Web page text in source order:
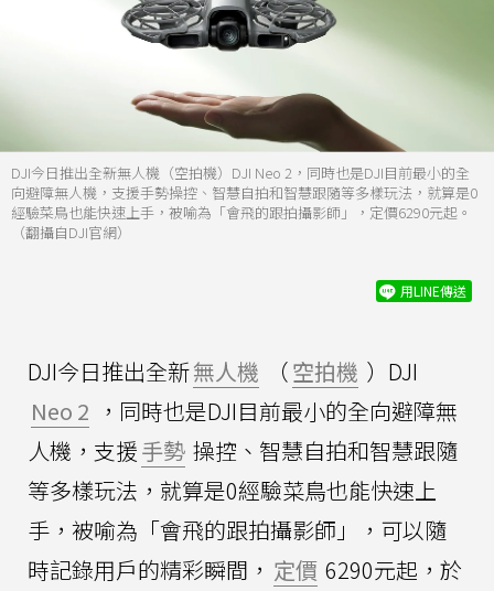
DJI今日推出全新無人機（空拍機）DJI Neo 2，同時也是DJI目前最小的全
向避障無人機，支援手勢操控、智慧自拍和智慧跟隨等多樣玩法，就算是0
經驗菜鳥也能快速上手，被喻為「會飛的跟拍攝影師」，定價6290元起。
（翻攝自DJI官網）
用LINE傳送
DJI今日推出全新無人機 （空拍機 ）DJI
Neo 2 ，同時也是DJI目前最小的全向避障無
人機，支援手勢 操控、智慧自拍和智慧跟隨
等多樣玩法，就算是0經驗菜鳥也能快速上
手，被喻為「會飛的跟拍攝影師」，可以隨
時記錄用戶的精彩瞬間， 定價 6290元起，於